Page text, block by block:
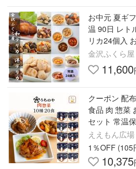
お中元 夏ギ
温 90日 レト
リカ24個入
日持ち おつ
金沢ふくら
11,600
クーポン 配
食品 肉 惣菜
セット 常温
グ お取り寄
内祝い お礼
ええもん広
1％OFF (105
10,375